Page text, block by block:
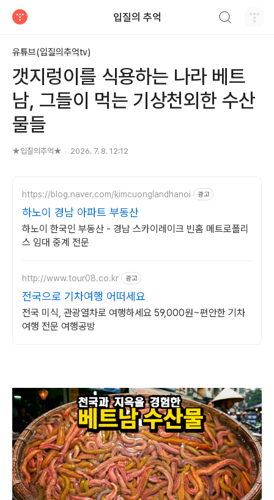
입질의 추억
유튜브(입질의추억tv)
갯지렁이를 식용하는 나라 베트
남, 그들이 먹는 기상천외한 수산
물들
★입질의추억★ 2026. 7. 8. 12:12
https://blog.naver.com/kimcuonglandhanoi 광고
하노이 경남 아파트 부동산
하노이 한국인 부동산 - 경남 스카이레이크 빈홈 메트로폴리
스 임대 중계 전문
http://www.tour08.co.kr 광고
전국으로 기차여행 어떠세요
전국 미식, 관광열차로 여행하세요 59,000원~편안한 기차
여행 전문 여행공방